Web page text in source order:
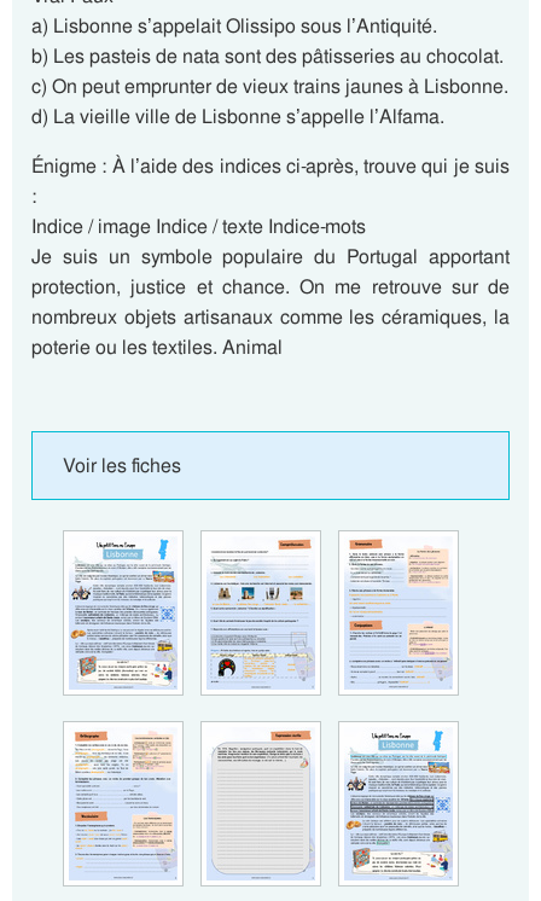
a) Lisbonne s’appelait Olissipo sous l’Antiquité.
b) Les pasteis de nata sont des pâtisseries au chocolat.
c) On peut emprunter de vieux trains jaunes à Lisbonne.
d) La vieille ville de Lisbonne s’appelle l’Alfama.
Énigme : À l’aide des indices ci-après, trouve qui je suis
:
Indice / image Indice / texte Indice-mots
Je suis un symbole populaire du Portugal apportant
protection, justice et chance. On me retrouve sur de
nombreux objets artisanaux comme les céramiques, la
poterie ou les textiles. Animal
Voir les fiches